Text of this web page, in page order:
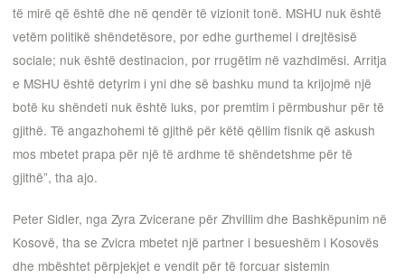
të mirë që është dhe në qendër të vizionit tonë. MSHU nuk është
vetëm politikë shëndetësore, por edhe gurthemel i drejtësisë
sociale; nuk është destinacion, por rrugëtim në vazhdimësi. Arritja
e MSHU është detyrim i yni dhe së bashku mund ta krijojmë një
botë ku shëndeti nuk është luks, por premtim i përmbushur për të
gjithë. Të angazhohemi të gjithë për këtë qëllim fisnik që askush
mos mbetet prapa për një të ardhme të shëndetshme për të
gjithë”, tha ajo.
Peter Sidler, nga Zyra Zvicerane për Zhvillim dhe Bashkëpunim në
Kosovë, tha se Zvicra mbetet një partner i besueshëm i Kosovës
dhe mbështet përpjekjet e vendit për të forcuar sistemin